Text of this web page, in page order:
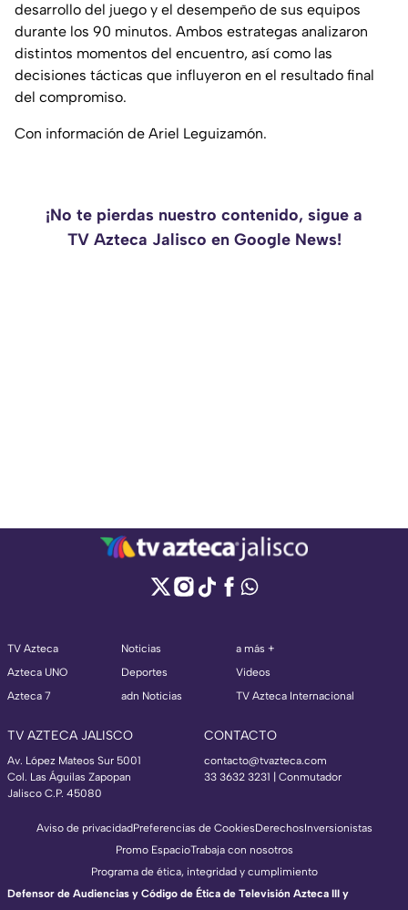
desarrollo del juego y el desempeño de sus equipos
durante los 90 minutos. Ambos estrategas analizaron
distintos momentos del encuentro, así como las
decisiones tácticas que influyeron en el resultado final
del compromiso.
Con información de Ariel Leguizamón.
¡No te pierdas nuestro contenido, sigue a
TV Azteca Jalisco en Google News!
TV Azteca
Azteca UNO
Azteca 7
Noticias
Deportes
adn Noticias
a más +
Videos
TV Azteca Internacional
TV AZTECA JALISCO
Av. López Mateos Sur 5001
Col. Las Águilas Zapopan
Jalisco C.P. 45080
CONTACTO
contacto@tvazteca.com
33 3632 3231 | Conmutador
Aviso de privacidadPreferencias de CookiesDerechosInversionistas
Promo EspacioTrabaja con nosotros
Programa de ética, integridad y cumplimiento
Defensor de Audiencias y Código de Ética de Televisión Azteca III y